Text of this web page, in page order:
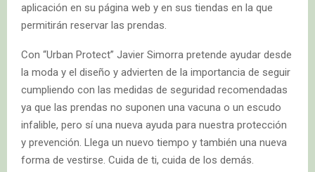
aplicación en su página web y en sus tiendas en la que
permitirán reservar las prendas.
Con “Urban Protect” Javier Simorra pretende ayudar desde
la moda y el diseño y advierten de la importancia de seguir
cumpliendo con las medidas de seguridad recomendadas
ya que las prendas no suponen una vacuna o un escudo
infalible, pero sí una nueva ayuda para nuestra protección
y prevención. Llega un nuevo tiempo y también una nueva
forma de vestirse. Cuida de ti, cuida de los demás.